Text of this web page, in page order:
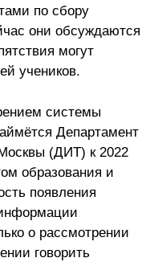
по сбору
они обсуждаются
могут
учеников.
системы
Департамент
(ДИТ) к 2022
образования и
появления
о рассмотрении
говорить